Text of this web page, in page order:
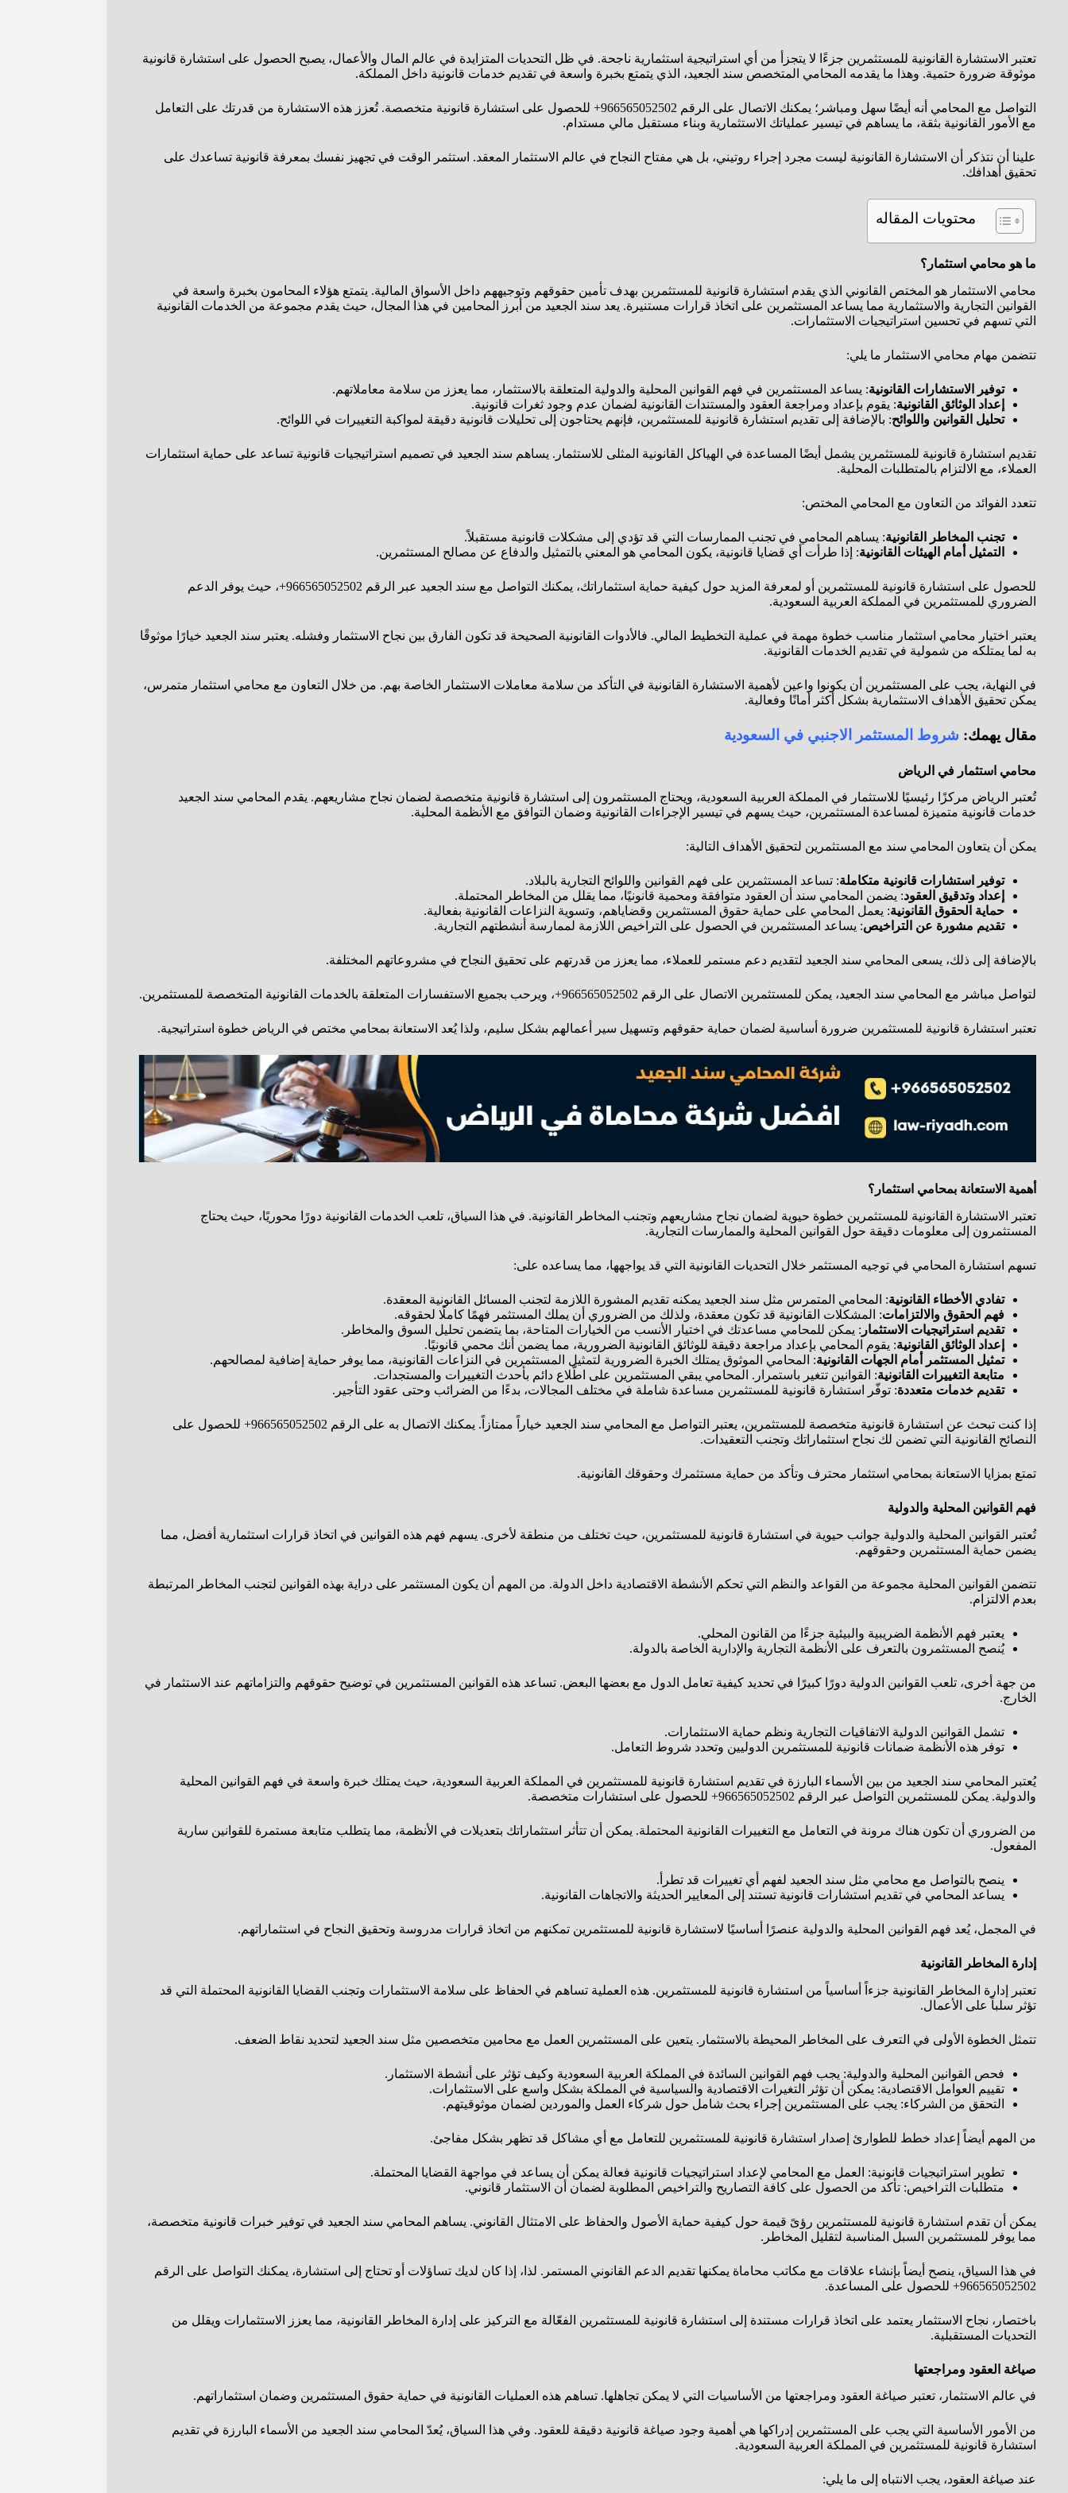
تعتبر الاستشارة القانونية للمستثمرين جزءًا لا يتجزأ من أي استراتيجية استثمارية ناجحة. في ظل التحديات المتزايدة في عالم المال والأعمال، يصبح الحصول على استشارة قانونية
موثوقة ضرورة حتمية. وهذا ما يقدمه المحامي المتخصص سند الجعيد، الذي يتمتع بخبرة واسعة في تقديم خدمات قانونية داخل المملكة.
التواصل مع المحامي أنه أيضًا سهل ومباشر؛ يمكنك الاتصال على الرقم 966565052502+ للحصول على استشارة قانونية متخصصة. تُعزز هذه الاستشارة من قدرتك على التعامل
مع الأمور القانونية بثقة، ما يساهم في تيسير عملياتك الاستثمارية وبناء مستقبل مالي مستدام.
علينا أن نتذكر أن الاستشارة القانونية ليست مجرد إجراء روتيني، بل هي مفتاح النجاح في عالم الاستثمار المعقد. استثمر الوقت في تجهيز نفسك بمعرفة قانونية تساعدك على
تحقيق أهدافك.
محتويات المقاله
ما هو محامي استثمار؟
محامي الاستثمار هو المختص القانوني الذي يقدم استشارة قانونية للمستثمرين بهدف تأمين حقوقهم وتوجيههم داخل الأسواق المالية. يتمتع هؤلاء المحامون بخبرة واسعة في
القوانين التجارية والاستثمارية مما يساعد المستثمرين على اتخاذ قرارات مستنيرة. يعد سند الجعيد من أبرز المحامين في هذا المجال، حيث يقدم مجموعة من الخدمات القانونية
التي تسهم في تحسين استراتيجيات الاستثمارات.
تتضمن مهام محامي الاستثمار ما يلي:
توفير الاستشارات القانونية: يساعد المستثمرين في فهم القوانين المحلية والدولية المتعلقة بالاستثمار، مما يعزز من سلامة معاملاتهم.
إعداد الوثائق القانونية: يقوم بإعداد ومراجعة العقود والمستندات القانونية لضمان عدم وجود ثغرات قانونية.
تحليل القوانين واللوائح: بالإضافة إلى تقديم استشارة قانونية للمستثمرين، فإنهم يحتاجون إلى تحليلات قانونية دقيقة لمواكبة التغييرات في اللوائح.
تقديم استشارة قانونية للمستثمرين يشمل أيضًا المساعدة في الهياكل القانونية المثلى للاستثمار. يساهم سند الجعيد في تصميم استراتيجيات قانونية تساعد على حماية استثمارات
العملاء، مع الالتزام بالمتطلبات المحلية.
تتعدد الفوائد من التعاون مع المحامي المختص:
تجنب المخاطر القانونية: يساهم المحامي في تجنب الممارسات التي قد تؤدي إلى مشكلات قانونية مستقبلاً.
التمثيل أمام الهيئات القانونية: إذا طرأت أي قضايا قانونية، يكون المحامي هو المعني بالتمثيل والدفاع عن مصالح المستثمرين.
للحصول على استشارة قانونية للمستثمرين أو لمعرفة المزيد حول كيفية حماية استثماراتك، يمكنك التواصل مع سند الجعيد عبر الرقم 966565052502+، حيث يوفر الدعم
الضروري للمستثمرين في المملكة العربية السعودية.
يعتبر اختيار محامي استثمار مناسب خطوة مهمة في عملية التخطيط المالي. فالأدوات القانونية الصحيحة قد تكون الفارق بين نجاح الاستثمار وفشله. يعتبر سند الجعيد خيارًا موثوقًا
به لما يمتلكه من شمولية في تقديم الخدمات القانونية.
في النهاية، يجب على المستثمرين أن يكونوا واعين لأهمية الاستشارة القانونية في التأكد من سلامة معاملات الاستثمار الخاصة بهم. من خلال التعاون مع محامي استثمار متمرس،
يمكن تحقيق الأهداف الاستثمارية بشكل أكثر أمانًا وفعالية.
مقال يهمك: شروط المستثمر الاجنبي في السعودية
محامي استثمار في الرياض
تُعتبر الرياض مركزًا رئيسيًا للاستثمار في المملكة العربية السعودية، ويحتاج المستثمرون إلى استشارة قانونية متخصصة لضمان نجاح مشاريعهم. يقدم المحامي سند الجعيد
خدمات قانونية متميزة لمساعدة المستثمرين، حيث يسهم في تيسير الإجراءات القانونية وضمان التوافق مع الأنظمة المحلية.
يمكن أن يتعاون المحامي سند مع المستثمرين لتحقيق الأهداف التالية:
توفير استشارات قانونية متكاملة: تساعد المستثمرين على فهم القوانين واللوائح التجارية بالبلاد.
إعداد وتدقيق العقود: يضمن المحامي سند أن العقود متوافقة ومحمية قانونيًا، مما يقلل من المخاطر المحتملة.
حماية الحقوق القانونية: يعمل المحامي على حماية حقوق المستثمرين وقضاياهم، وتسوية النزاعات القانونية بفعالية.
تقديم مشورة عن التراخيص: يساعد المستثمرين في الحصول على التراخيص اللازمة لممارسة أنشطتهم التجارية.
بالإضافة إلى ذلك، يسعى المحامي سند الجعيد لتقديم دعم مستمر للعملاء، مما يعزز من قدرتهم على تحقيق النجاح في مشروعاتهم المختلفة.
لتواصل مباشر مع المحامي سند الجعيد، يمكن للمستثمرين الاتصال على الرقم 966565052502+، ويرحب بجميع الاستفسارات المتعلقة بالخدمات القانونية المتخصصة للمستثمرين.
تعتبر استشارة قانونية للمستثمرين ضرورة أساسية لضمان حماية حقوقهم وتسهيل سير أعمالهم بشكل سليم، ولذا يُعد الاستعانة بمحامي مختص في الرياض خطوة استراتيجية.
أهمية الاستعانة بمحامي استثمار؟
تعتبر الاستشارة القانونية للمستثمرين خطوة حيوية لضمان نجاح مشاريعهم وتجنب المخاطر القانونية. في هذا السياق، تلعب الخدمات القانونية دورًا محوريًا، حيث يحتاج
المستثمرون إلى معلومات دقيقة حول القوانين المحلية والممارسات التجارية.
تسهم استشارة المحامي في توجيه المستثمر خلال التحديات القانونية التي قد يواجهها، مما يساعده على:
تفادي الأخطاء القانونية: المحامي المتمرس مثل سند الجعيد يمكنه تقديم المشورة اللازمة لتجنب المسائل القانونية المعقدة.
فهم الحقوق والالتزامات: المشكلات القانونية قد تكون معقدة، ولذلك من الضروري أن يملك المستثمر فهمًا كاملًا لحقوقه.
تقديم استراتيجيات الاستثمار : يمكن للمحامي مساعدتك في اختيار الأنسب من الخيارات المتاحة، بما يتضمن تحليل السوق والمخاطر.
إعداد الوثائق القانونية: يقوم المحامي بإعداد مراجعة دقيقة للوثائق القانونية الضرورية، مما يضمن أنك محمي قانونيًا.
تمثيل المستثمر أمام الجهات القانونية: المحامي الموثوق يمتلك الخبرة الضرورية لتمثيل المستثمرين في النزاعات القانونية، مما يوفر حماية إضافية لمصالحهم.
متابعة التغييرات القانونية: القوانين تتغير باستمرار. المحامي يبقي المستثمرين على اطّلاع دائم بأحدث التغييرات والمستجدات.
تقديم خدمات متعددة: توفّر استشارة قانونية للمستثمرين مساعدة شاملة في مختلف المجالات، بدءًا من الضرائب وحتى عقود التأجير.
إذا كنت تبحث عن استشارة قانونية متخصصة للمستثمرين، يعتبر التواصل مع المحامي سند الجعيد خياراً ممتازاً. يمكنك الاتصال به على الرقم 966565052502+ للحصول على
النصائح القانونية التي تضمن لك نجاح استثماراتك وتجنب التعقيدات.
تمتع بمزايا الاستعانة بمحامي استثمار محترف وتأكد من حماية مستثمرك وحقوقك القانونية.
فهم القوانين المحلية والدولية
تُعتبر القوانين المحلية والدولية جوانب حيوية في استشارة قانونية للمستثمرين، حيث تختلف من منطقة لأخرى. يسهم فهم هذه القوانين في اتخاذ قرارات استثمارية أفضل، مما
يضمن حماية المستثمرين وحقوقهم.
تتضمن القوانين المحلية مجموعة من القواعد والنظم التي تحكم الأنشطة الاقتصادية داخل الدولة. من المهم أن يكون المستثمر على دراية بهذه القوانين لتجنب المخاطر المرتبطة
بعدم الالتزام.
يعتبر فهم الأنظمة الضريبية والبيئية جزءًا من القانون المحلي.
يُنصح المستثمرون بالتعرف على الأنظمة التجارية والإدارية الخاصة بالدولة.
من جهة أخرى، تلعب القوانين الدولية دورًا كبيرًا في تحديد كيفية تعامل الدول مع بعضها البعض. تساعد هذه القوانين المستثمرين في توضيح حقوقهم والتزاماتهم عند الاستثمار في
الخارج.
تشمل القوانين الدولية الاتفاقيات التجارية ونظم حماية الاستثمارات.
توفر هذه الأنظمة ضمانات قانونية للمستثمرين الدوليين وتحدد شروط التعامل.
يُعتبر المحامي سند الجعيد من بين الأسماء البارزة في تقديم استشارة قانونية للمستثمرين في المملكة العربية السعودية، حيث يمتلك خبرة واسعة في فهم القوانين المحلية
والدولية. يمكن للمستثمرين التواصل عبر الرقم 966565052502+ للحصول على استشارات متخصصة.
من الضروري أن تكون هناك مرونة في التعامل مع التغييرات القانونية المحتملة. يمكن أن تتأثر استثماراتك بتعديلات في الأنظمة، مما يتطلب متابعة مستمرة للقوانين سارية
المفعول.
ينصح بالتواصل مع محامي مثل سند الجعيد لفهم أي تغييرات قد تطرأ.
يساعد المحامي في تقديم استشارات قانونية تستند إلى المعايير الحديثة والاتجاهات القانونية.
في المجمل، يُعد فهم القوانين المحلية والدولية عنصرًا أساسيًا لاستشارة قانونية للمستثمرين تمكنهم من اتخاذ قرارات مدروسة وتحقيق النجاح في استثماراتهم.
إدارة المخاطر القانونية
تعتبر إدارة المخاطر القانونية جزءاً أساسياً من استشارة قانونية للمستثمرين. هذه العملية تساهم في الحفاظ على سلامة الاستثمارات وتجنب القضايا القانونية المحتملة التي قد
تؤثر سلباً على الأعمال.
تتمثل الخطوة الأولى في التعرف على المخاطر المحيطة بالاستثمار. يتعين على المستثمرين العمل مع محامين متخصصين مثل سند الجعيد لتحديد نقاط الضعف.
فحص القوانين المحلية والدولية: يجب فهم القوانين السائدة في المملكة العربية السعودية وكيف تؤثر على أنشطة الاستثمار.
تقييم العوامل الاقتصادية: يمكن أن تؤثر التغيرات الاقتصادية والسياسية في المملكة بشكل واسع على الاستثمارات.
التحقق من الشركاء: يجب على المستثمرين إجراء بحث شامل حول شركاء العمل والموردين لضمان موثوقيتهم.
من المهم أيضاً إعداد خطط للطوارئ إصدار استشارة قانونية للمستثمرين للتعامل مع أي مشاكل قد تظهر بشكل مفاجئ.
تطوير استراتيجيات قانونية: العمل مع المحامي لإعداد استراتيجيات قانونية فعالة يمكن أن يساعد في مواجهة القضايا المحتملة.
متطلبات التراخيص: تأكد من الحصول على كافة التصاريح والتراخيص المطلوبة لضمان أن الاستثمار قانوني.
يمكن أن تقدم استشارة قانونية للمستثمرين رؤىً قيمة حول كيفية حماية الأصول والحفاظ على الامتثال القانوني. يساهم المحامي سند الجعيد في توفير خبرات قانونية متخصصة،
مما يوفر للمستثمرين السبل المناسبة لتقليل المخاطر.
في هذا السياق، ينصح أيضاً بإنشاء علاقات مع مكاتب محاماة يمكنها تقديم الدعم القانوني المستمر. لذا، إذا كان لديك تساؤلات أو تحتاج إلى استشارة، يمكنك التواصل على الرقم
966565052502+ للحصول على المساعدة.
باختصار، نجاح الاستثمار يعتمد على اتخاذ قرارات مستندة إلى استشارة قانونية للمستثمرين الفعّالة مع التركيز على إدارة المخاطر القانونية، مما يعزز الاستثمارات ويقلل من
التحديات المستقبلية.
صياغة العقود ومراجعتها
في عالم الاستثمار، تعتبر صياغة العقود ومراجعتها من الأساسيات التي لا يمكن تجاهلها. تساهم هذه العمليات القانونية في حماية حقوق المستثمرين وضمان استثماراتهم.
من الأمور الأساسية التي يجب على المستثمرين إدراكها هي أهمية وجود صياغة قانونية دقيقة للعقود. وفي هذا السياق، يُعدّ المحامي سند الجعيد من الأسماء البارزة في تقديم
استشارة قانونية للمستثمرين في المملكة العربية السعودية.
عند صياغة العقود، يجب الانتباه إلى ما يلي: